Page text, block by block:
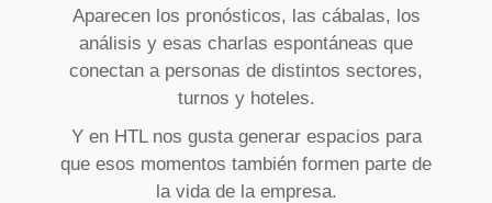
Aparecen los pronósticos, las cábalas, los
análisis y esas charlas espontáneas que
conectan a personas de distintos sectores,
turnos y hoteles.
Y en HTL nos gusta generar espacios para
que esos momentos también formen parte de
la vida de la empresa.